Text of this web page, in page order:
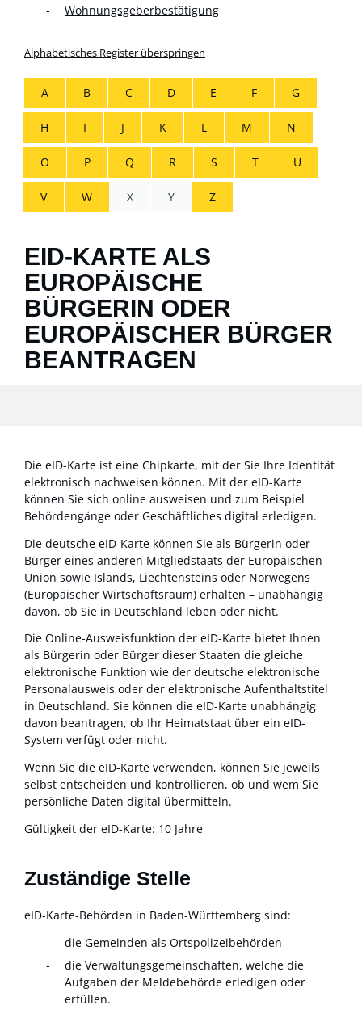
Wohnungsgeberbestätigung
Alphabetisches Register überspringen
A B C D E F G
H I J K L M N
O P Q R S T U
V W X Y Z
EID-KARTE ALS
EUROPÄISCHE
BÜRGERIN ODER
EUROPÄISCHER BÜRGER
BEANTRAGEN
Die eID-Karte ist eine Chipkarte, mit der Sie Ihre Identität
elektronisch nachweisen können. Mit der eID-Karte
können Sie sich online ausweisen und zum Beispiel
Behördengänge oder Geschäftliches digital erledigen.
Die deutsche eID-Karte können Sie als Bürgerin oder
Bürger eines anderen Mitgliedstaats der Europäischen
Union sowie Islands, Liechtensteins oder Norwegens
(Europäischer Wirtschaftsraum) erhalten – unabhängig
davon, ob Sie in Deutschland leben oder nicht.
Die Online-Ausweisfunktion der eID-Karte bietet Ihnen
als Bürgerin oder Bürger dieser Staaten die gleiche
elektronische Funktion wie der deutsche elektronische
Personalausweis oder der elektronische Aufenthaltstitel
in Deutschland. Sie können die eID-Karte unabhängig
davon beantragen, ob Ihr Heimatstaat über ein eID-
System verfügt oder nicht.
Wenn Sie die eID-Karte verwenden, können Sie jeweils
selbst entscheiden und kontrollieren, ob und wem Sie
persönliche Daten digital übermitteln.
Gültigkeit der eID-Karte: 10 Jahre
Zuständige Stelle
eID-Karte-Behörden in Baden-Württemberg sind:
die Gemeinden als Ortspolizeibehörden
die Verwaltungsgemeinschaften, welche die
Aufgaben der Meldebehörde erledigen oder
erfüllen.